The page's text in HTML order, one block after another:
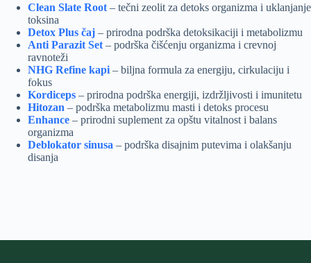
Clean Slate Root – tečni zeolit za detoks organizma i uklanjanje
toksina
Detox Plus čaj – prirodna podrška detoksikaciji i metabolizmu
Anti Parazit Set – podrška čišćenju organizma i crevnoj
ravnoteži
NHG Refine kapi – biljna formula za energiju, cirkulaciju i
fokus
Kordiceps – prirodna podrška energiji, izdržljivosti i imunitetu
Hitozan – podrška metabolizmu masti i detoks procesu
Enhance – prirodni suplement za opštu vitalnost i balans
organizma
Deblokator sinusa – podrška disajnim putevima i olakšanju
disanja